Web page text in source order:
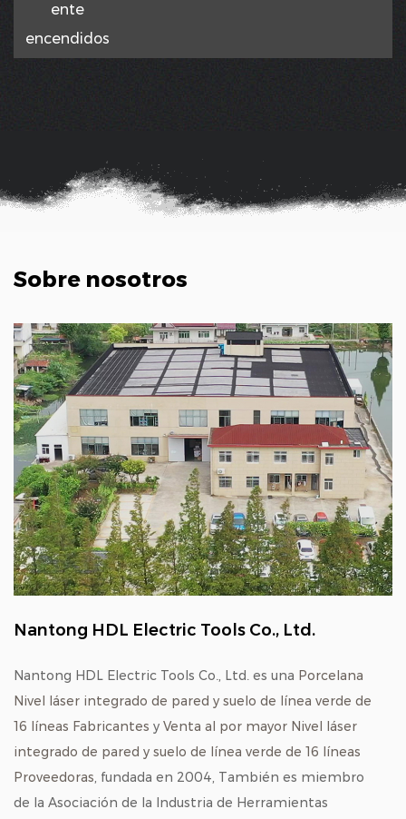
ente
encendidos
Sobre nosotros
Nantong HDL Electric Tools Co., Ltd.
Nantong HDL Electric Tools Co., Ltd. es una Porcelana
Nivel láser integrado de pared y suelo de línea verde de
16 líneas Fabricantes y Venta al por mayor Nivel láser
integrado de pared y suelo de línea verde de 16 líneas
Proveedoras, fundada en 2004, También es miembro
de la Asociación de la Industria de Herramientas